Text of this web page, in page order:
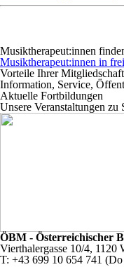
Musiktherapeut:innen
Musiktherapeut:innen in
Vorteile Ihrer Mitgliedschaft
Information, Service,
Aktuelle Fortbildungen
Unsere Veranstaltungen zu
ÖBM - Österreichischer
Vierthalergasse 10/4, 1120
T: +43 699 10 654 741